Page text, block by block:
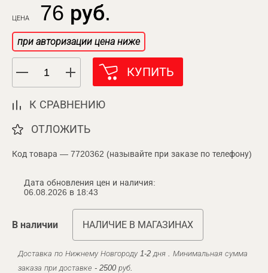
ЦЕНА 76 руб.
при авторизации цена ниже
КУПИТЬ
К СРАВНЕНИЮ
ОТЛОЖИТЬ
Код товара — 7720362 (называйте при заказе по телефону)
Дата обновления цен и наличия:
06.08.2026 в 18:43
В наличии НАЛИЧИЕ В МАГАЗИНАХ
Доставка по Нижнему Новгороду 1-2 дня . Минимальная сумма
заказа при доставке - 2500 руб.